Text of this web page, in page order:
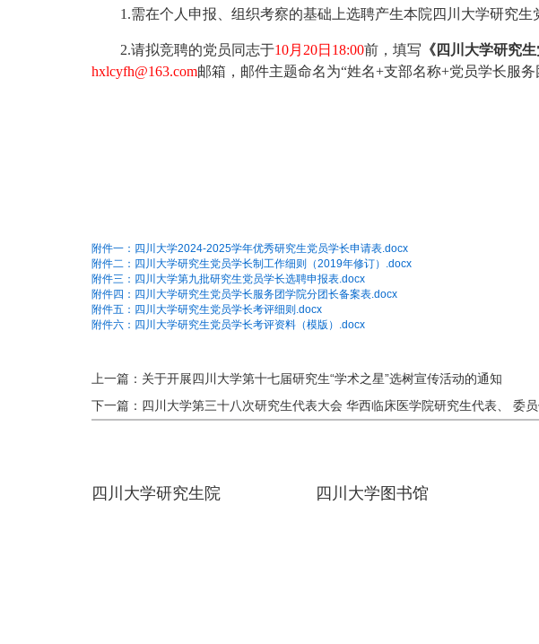
1.需在个人申报、组织考察的基础上选聘产生本院四川大学研究生
2.请拟竞聘的党员同志于10月20日18:00前，填写 《四川大学研究
hxlcyfh@163.com邮箱，邮件主题命名为“姓名+支部名称+党员学长服务
附件一：四川大学2024-2025学年优秀研究生党员学长申请表.docx
附件二：四川大学研究生党员学长制工作细则（2019年修订）.docx
附件三：四川大学第九批研究生党员学长选聘申报表.docx
附件四：四川大学研究生党员学长服务团学院分团长备案表.docx
附件五：四川大学研究生党员学长考评细则.docx
附件六：四川大学研究生党员学长考评资料（模版）.docx
上一篇：关于开展四川大学第十七届研究生“学术之星”选树宣传活动的通知
下一篇：四川大学第三十八次研究生代表大会 华西临床医学院研究生代表、 委
四川大学研究生院 四川大学图书馆